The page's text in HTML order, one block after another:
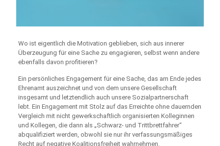
Wo ist eigentlich die Motivation geblieben, sich aus innerer
Überzeugung für eine Sache zu engagieren, selbst wenn andere
ebenfalls davon profitieren?
Ein persönliches Engagement für eine Sache, das am Ende jedes
Ehrenamt auszeichnet und von dem unsere Gesellschaft
insgesamt und letztendlich auch unsere Sozialpartnerschaft
lebt. Ein Engagement mit Stolz auf das Erreichte ohne dauernden
Vergleich mit nicht gewerkschaftlich organisierten Kolleginnen
und Kollegen, die dann als „Schwarz- und Trittbrettfahrer“
abqualifiziert werden, obwohl sie nur ihr verfassungsmäßiges
Recht auf negative Koalitionsfreiheit wahrnehmen.